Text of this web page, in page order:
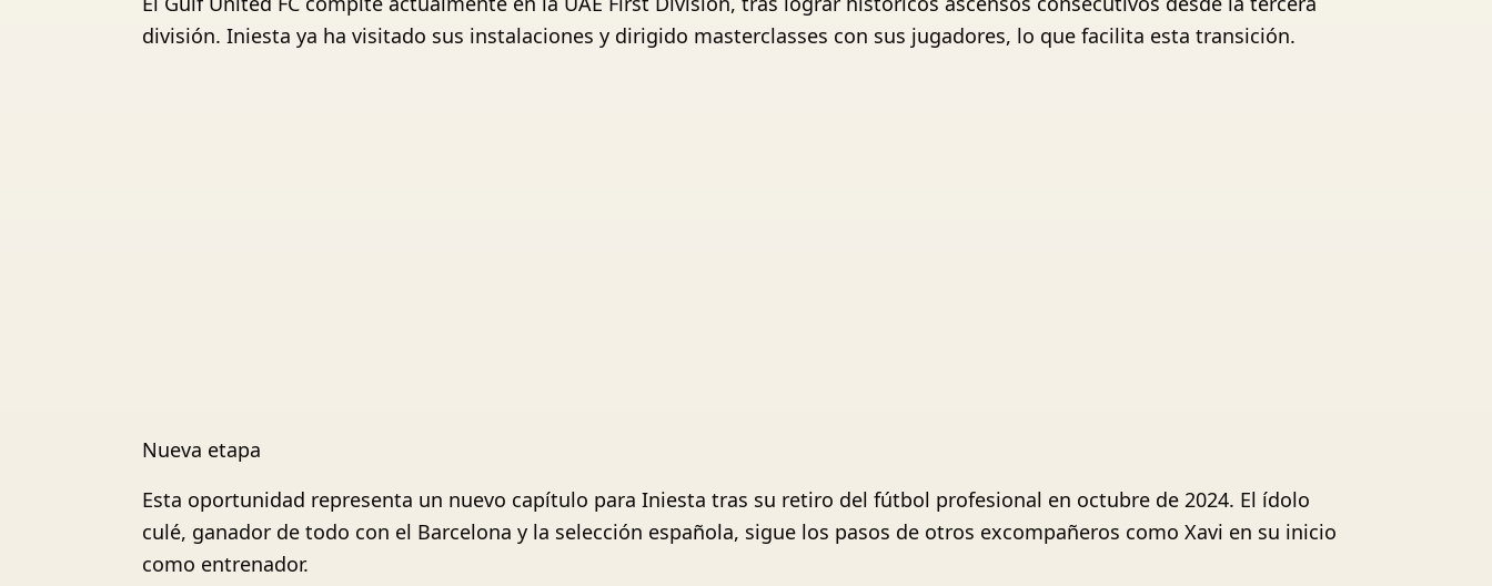
división. Iniesta ya ha visitado sus instalaciones y dirigido masterclasses con sus jugadores, lo que facilita esta transición.
Nueva etapa
Esta oportunidad representa un nuevo capítulo para Iniesta tras su retiro del fútbol profesional en octubre de 2024. El ídolo
culé, ganador de todo con el Barcelona y la selección española, sigue los pasos de otros excompañeros como Xavi en su inicio
como entrenador.